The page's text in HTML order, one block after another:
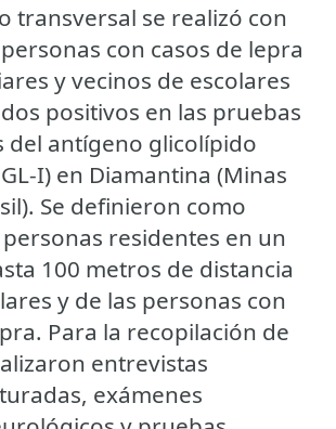
transversal se realizó con
con casos de lepra
y vecinos de escolares
positivos en las pruebas
del antígeno glicolípido
I) en Diamantina (Minas
Se definieron como
residentes en un
100 metros de distancia
y de las personas con
Para la recopilación de
entrevistas
exámenes